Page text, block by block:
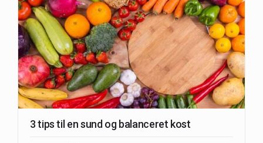
3 tips til en sund og balanceret kost